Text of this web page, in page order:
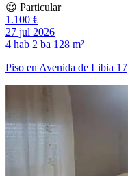
😍 Particular
1.100 €
27 jul 2026
4 hab 2 ba 128 m²
Piso en Avenida de Libia 17